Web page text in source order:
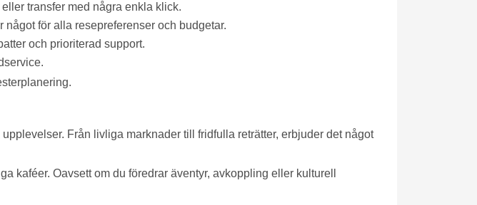
transfer med några enkla klick.
för alla resepreferenser och budgetar.
och prioriterad support.
Från livliga marknader till fridfulla reträtter, erbjuder det något
kaféer. Oavsett om du föredrar äventyr, avkoppling eller kulturell